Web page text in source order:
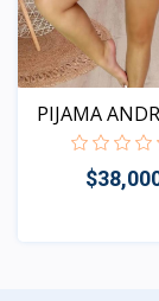
PIJAMA
SUR...